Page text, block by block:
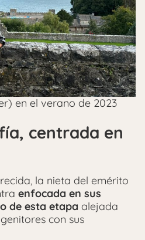
en el verano de 2023
centrada en
la nieta del emérito
enfocada en sus
de esta etapa alejada
con sus